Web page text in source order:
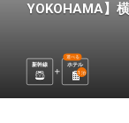
YOKOHAMA】
新幹線 ホテル
選べる
1 泊